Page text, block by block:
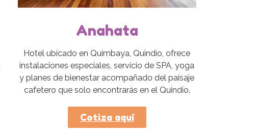
Anahata
Hotel ubicado en Quimbaya, Quindío, ofrece
instalaciones especiales, servicio de SPA, yoga
y planes de bienestar acompañado del paisaje
cafetero que solo encontrarás en el Quindío.
Cotiza aquí